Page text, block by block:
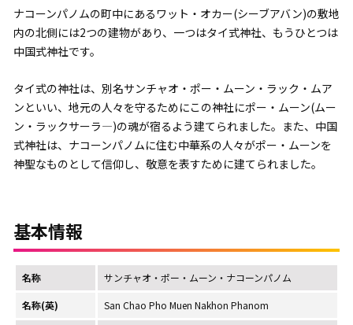
ナコーンパノムの町中にあるワット・オカー(シーブアバン)の敷地
内の北側には2つの建物があり、一つはタイ式神社、もうひとつは
中国式神社です。
タイ式の神社は、別名サンチャオ・ポー・ムーン・ラック・ムア
ンといい、地元の人々を守るためにこの神社にポー・ムーン(ムー
ン・ラックサーラ―)の魂が宿るよう建てられました。また、中国
式神社は、ナコーンパノムに住む中華系の人々がポー・ムーンを
神聖なものとして信仰し、敬意を表すために建てられました。
基本情報
名称 サンチャオ・ポー・ムーン・ナコーンパノム
名称(英) San Chao Pho Muen Nakhon Phanom